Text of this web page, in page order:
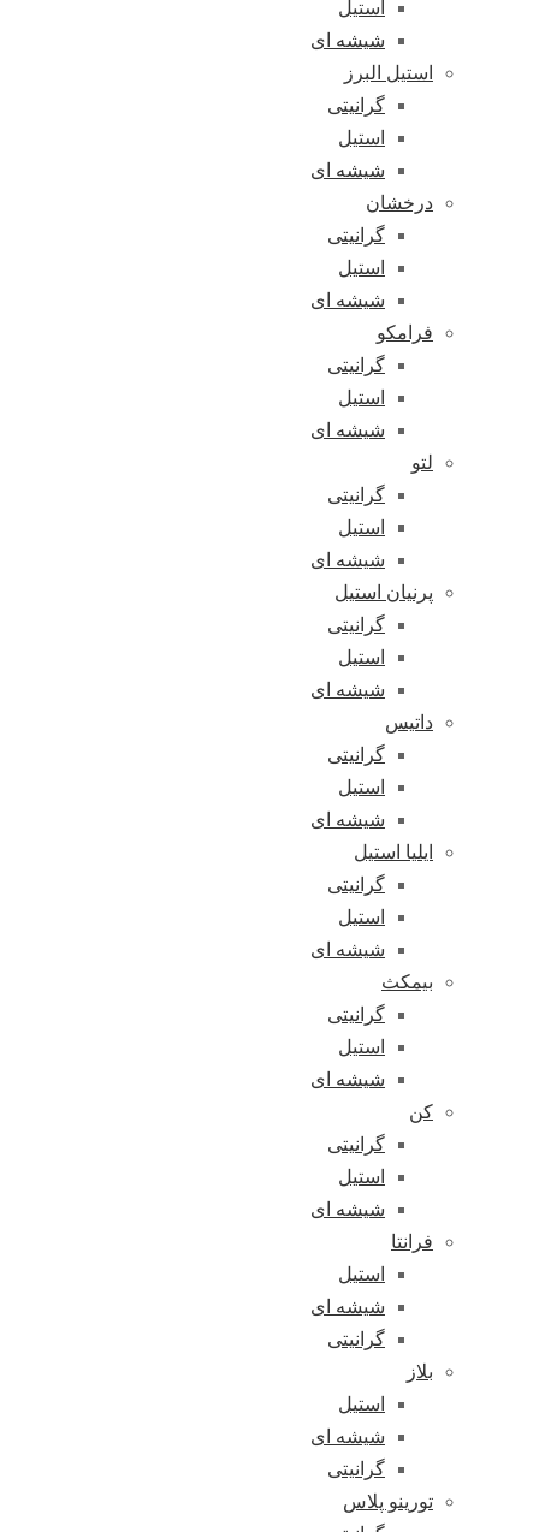
استیل
شیشه ای
استیل البرز
گرانیتی
استیل
شیشه ای
درخشان
گرانیتی
استیل
شیشه ای
فرامکو
گرانیتی
استیل
شیشه ای
لتو
گرانیتی
استیل
شیشه ای
پرنیان استیل
گرانیتی
استیل
شیشه ای
داتیس
گرانیتی
استیل
شیشه ای
ایلیا استیل
گرانیتی
استیل
شیشه ای
بیمکث
گرانیتی
استیل
شیشه ای
کن
گرانیتی
استیل
شیشه ای
فرانتا
استیل
شیشه ای
گرانیتی
بلاز
استیل
شیشه ای
گرانیتی
تورینو پلاس